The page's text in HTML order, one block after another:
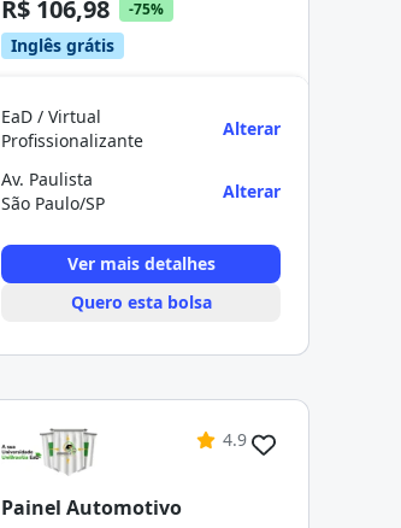
R$ 106,98 -75%
Inglês grátis
EaD / Virtual
Profissionalizante
Alterar
Av. Paulista
São Paulo/SP
Alterar
Ver mais detalhes
Quero esta bolsa
4.9
Painel Automotivo